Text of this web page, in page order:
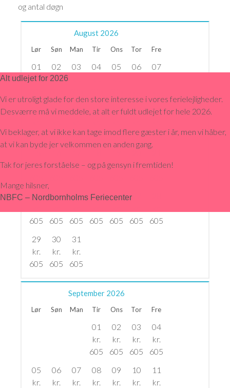
og antal døgn
August 2026
Lør Søn Man Tir Ons Tor Fre
01
kr.
02
kr.
03
04
05
06
07
08
605
09
605
10
605
11
605
12
605
13
605
14
605
kr.
kr.
kr.
kr.
kr.
kr.
kr.
22
605
23
605
24
605
25
605
26
605
27
605
605
29
kr.
605
30
kr.
605
31
kr.
605
September 2026
Lør Søn Man Tir Ons Tor Fre
01
kr.
605
02
kr.
605
03
kr.
605
04
kr.
605
05
kr.
06
kr.
07
kr.
08
kr.
09
kr.
10
kr.
11
kr.
Alt udlejet for 2026
Vi er utroligt glade for den store interesse i vores ferielejligheder.
Desværre må vi meddele, at alt er fuldt udlejet for hele 2026.
Vi beklager, at vi ikke kan tage imod flere gæster i år, men vi håber,
at vi kan byde jer velkommen en anden gang.
Tak for jeres forståelse – og på gensyn i fremtiden!
Mange hilsner,
NBFC – Nordbornholms Feriecenter